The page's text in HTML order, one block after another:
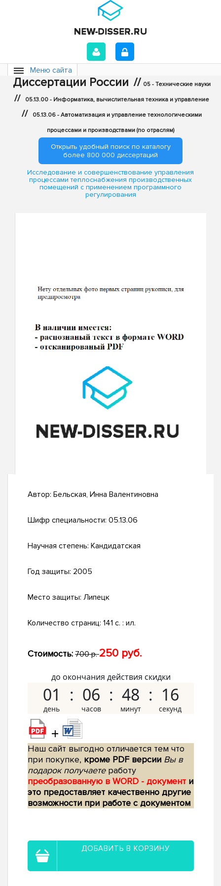
Меню сайта
Диссертации России // 05 - Технические науки
// 05.13.00 - Информатика, вычислительная техника и управление
// 05.13.06 - Автоматизация и управление технологическими
процессами и производствами (по отраслям)
Открыть удобный поиск по каталогу
более 800 000 диссертаций
Исследование и совершенствование управления
процессами теплоснабжения производственных
помещений с применением программного
регулирования
Автор: Бельская, Инна Валентиновна
Шифр специальности: 05.13.06
Научная степень: Кандидатская
Год защиты: 2005
Место защиты: Липецк
Количество страниц: 141 с. : ил.
Стоимость: 700 р.250 руб.
до окончания действия скидки
01 06 48 15
+
Наш сайт выгодно отличается тем что
при покупке, кроме PDF версии Вы в
подарок получаетеработу
преобразованную в WORD - документ и
это предоставляет качественно другие
возможности при работе с документом
ДОБАВИТЬ В КОРЗИНУ